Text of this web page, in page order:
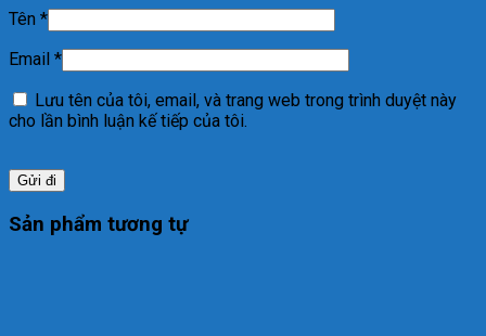
Tên *
Email *
Lưu tên của tôi, email, và trang web trong trình duyệt này
cho lần bình luận kế tiếp của tôi.
Sản phẩm tương tự